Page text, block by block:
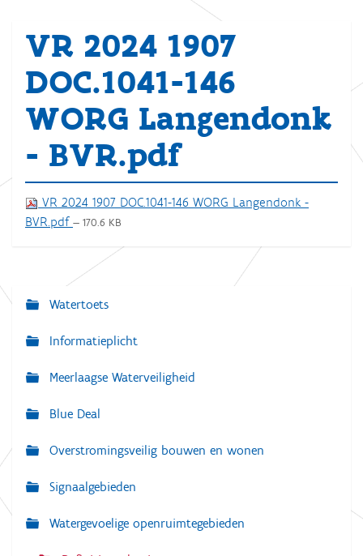
VR 2024 1907
DOC.1041-146
WORG Langendonk
- BVR.pdf
VR 2024 1907 DOC.1041-146 WORG Langendonk -
BVR.pdf — 170.6 KB
N
a
i
g
t
Watertoets
Informatieplicht
Meerlaagse Waterveiligheid
Blue Deal
Overstromingsveilig bouwen en wonen
Signaalgebieden
Watergevoelige openruimtegebieden